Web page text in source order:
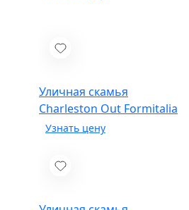
Уличная скамья
Charleston Out Formitalia